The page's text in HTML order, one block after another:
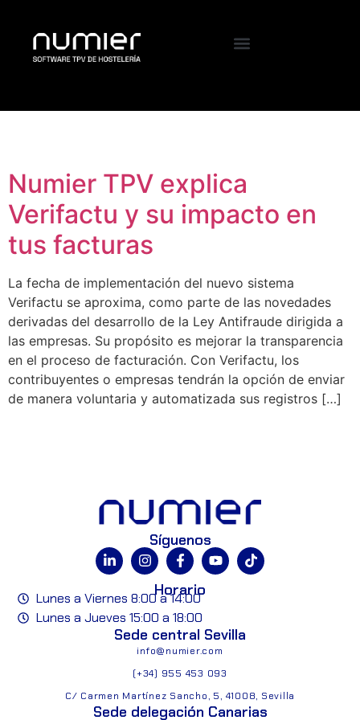
Numier TPV explica
Verifactu y su impacto en
tus facturas
La fecha de implementación del nuevo sistema
Verifactu se aproxima, como parte de las novedades
derivadas del desarrollo de la Ley Antifraude dirigida a
las empresas. Su propósito es mejorar la transparencia
en el proceso de facturación. Con Verifactu, los
contribuyentes o empresas tendrán la opción de enviar
de manera voluntaria y automatizada sus registros […]
Síguenos
Horario
Lunes a Viernes 8:00 a 14:00
Lunes a Jueves 15:00 a 18:00
Sede central Sevilla
info@numier.com
(+34) 955 453 093
C/ Carmen Martínez Sancho, 5, 41008, Sevilla
Sede delegación Canarias